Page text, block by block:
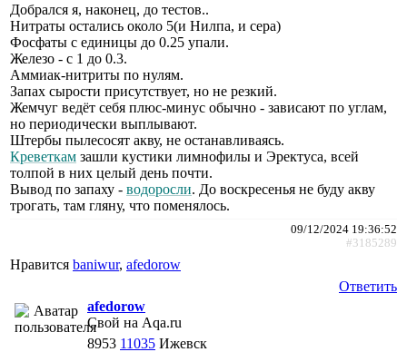
Добрался я, наконец, до тестов..
Нитраты остались около 5(и Нилпа, и сера)
Фосфаты с единицы до 0.25 упали.
Железо - с 1 до 0.3.
Аммиак-нитриты по нулям.
Запах сырости присутствует, но не резкий.
Жемчуг ведёт себя плюс-минус обычно - зависают по углам,
но периодически выплывают.
Штербы пылесосят акву, не останавливаясь.
Креветкам зашли кустики лимнофилы и Эректуса, всей
толпой в них целый день почти.
Вывод по запаху - водоросли. До воскресенья не буду акву
трогать, там гляну, что поменялось.
09/12/2024 19:36:52
#3185289
Нравится baniwur, afedorow
Ответить
afedorow
Свой на Aqa.ru
8953 11035 Ижевск